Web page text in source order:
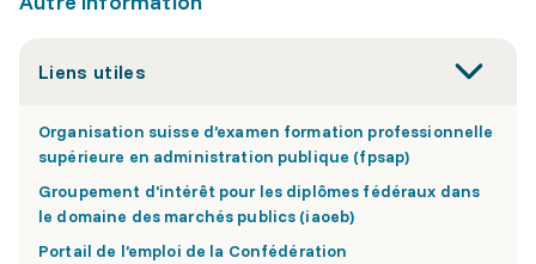
Liens utiles
Organisation suisse d’examen formation professionnelle
supérieure en administration publique (fpsap)
Groupement d'intérêt pour les diplômes fédéraux dans
le domaine des marchés publics (iaoeb)
Portail de l’emploi de la Confédération